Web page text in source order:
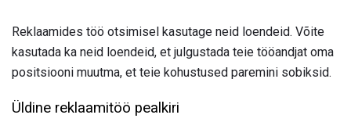
Reklaamides töö otsimisel kasutage neid loendeid. Võite
kasutada ka neid loendeid, et julgustada teie tööandjat oma
positsiooni muutma, et teie kohustused paremini sobiksid.
Üldine reklaamitöö pealkiri